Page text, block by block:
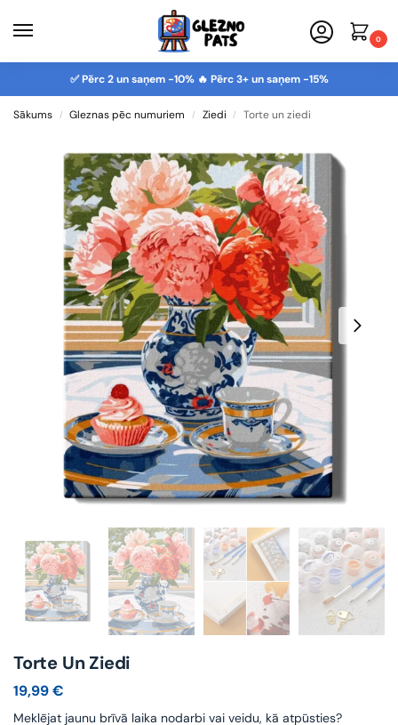
0
✅ Pērc 2 un saņem -10% 🔥 Pērc 3+ un saņem -15%
Sākums / Gleznas pēc numuriem / Ziedi / Torte un ziedi
Torte Un Ziedi
19,99€
Meklējat jaunu brīvā laika nodarbi vai veidu, kā atpūsties?